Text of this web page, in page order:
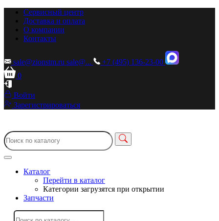
Сервисный центр
Доставка и оплата
О компании
Контакты
sale@zionstm.ru sale@...
+7 (495) 136-23-00
0
Войти
Зарегистрироваться
Каталог
Перейти в каталог
Категории загрузятся при открытии
Запчасти